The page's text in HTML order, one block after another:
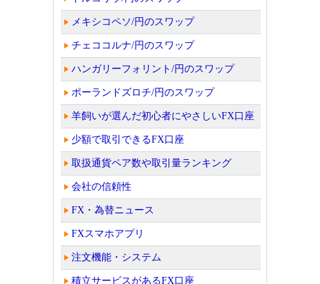
メキシコペソ/円のスワップ
チェココルナ/円のスワップ
ハンガリーフォリント/円のスワップ
ポーランドズロチ/円のスワップ
羊飼いが選んだ初心者にやさしいFX口座
少額で取引できるFX口座
取扱通貨ペア数や取引量ランキング
会社の信頼性
FX・為替ニュース
FXスマホアプリ
注文機能・システム
積立サービスがあるFX口座